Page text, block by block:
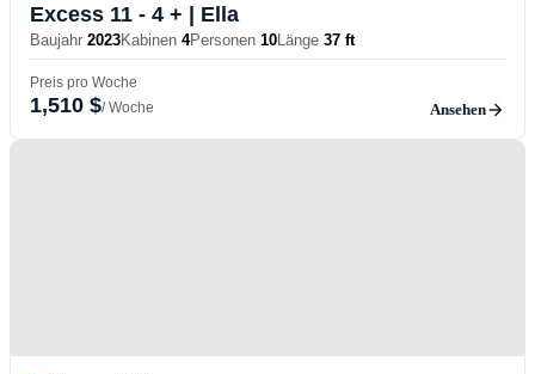
Excess 11 - 4 + | Ella
Baujahr 2023Kabinen 4Personen 10Länge 37 ft
Preis pro Woche
1,510 $/ Woche Ansehen